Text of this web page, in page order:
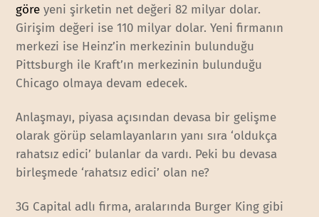
göre yeni şirketin net değeri 82 milyar dolar.
Girişim değeri ise 110 milyar dolar. Yeni firmanın
merkezi ise Heinz’in merkezinin bulunduğu
Pittsburgh ile Kraft’ın merkezinin bulunduğu
Chicago olmaya devam edecek.
Anlaşmayı, piyasa açısından devasa bir gelişme
olarak görüp selamlayanların yanı sıra ‘oldukça
rahatsız edici’ bulanlar da vardı. Peki bu devasa
birleşmede ‘rahatsız edici’ olan ne?
3G Capital adlı firma, aralarında Burger King gibi